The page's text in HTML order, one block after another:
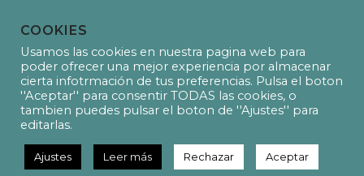
P20054 – Photovoltaic
installation for self-
home
COOKIES
Usamos las cookies en nuestra pagina web para
poder ofrecer una mejor experiencia por almacenar
cierta infotrmación de tus preferencias. Pulsa el boton
''Aceptar'' para consentir TODAS las cookies, o
tambien puedes pulsar el boton de ''Ajustes'' para
editarlas.
Ajustes Leer más Rechazar Aceptar